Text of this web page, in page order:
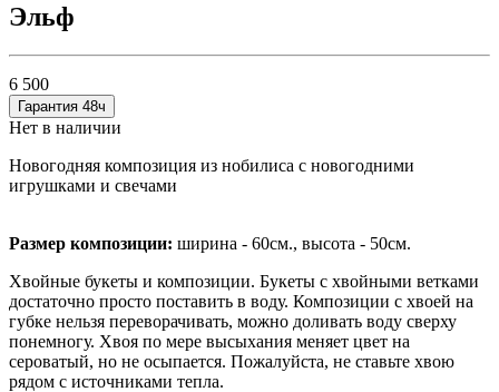
Эльф
6 500
Гарантия 48ч
Нет в наличии
Новогодняя композиция из нобилиса с новогодними
игрушками и свечами
Размер композиции: ширина - 60см., высота - 50см.
Хвойные букеты и композиции. Букеты с хвойными ветками
достаточно просто поставить в воду. Композиции с хвоей на
губке нельзя переворачивать, можно доливать воду сверху
понемногу. Хвоя по мере высыхания меняет цвет на
сероватый, но не осыпается. Пожалуйста, не ставьте хвою
рядом с источниками тепла.